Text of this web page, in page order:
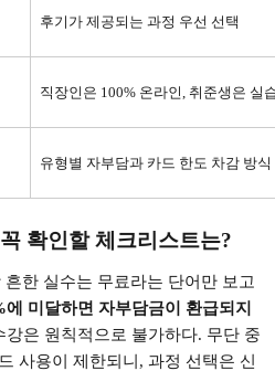
후기가 제공되는 과정 우선 선택
직장인은 100% 온라인, 취준생은 실
유형별 자부담과 카드 한도 차감 방식
확인할 체크리스트는?
한 실수는 무료라는 단어만 보고
에 미달하면 자부담금이 환급되지
강은 원칙적으로 불가하다. 무단 중
사용이 제한되니 , 과정 선택은 신